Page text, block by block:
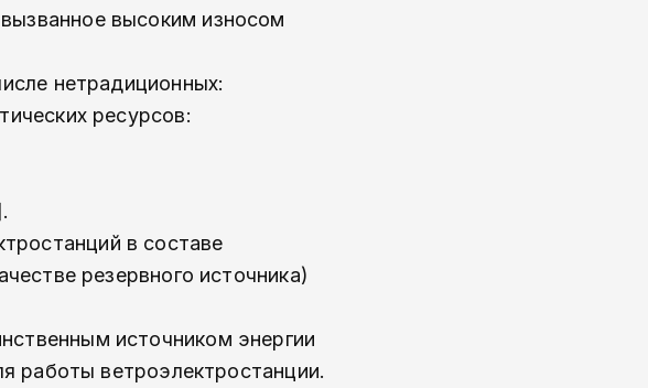
высоким износом
нетрадиционных:
ресурсов:
в составе
резервного источника)
источником энергии
работы ветроэлектростанции.